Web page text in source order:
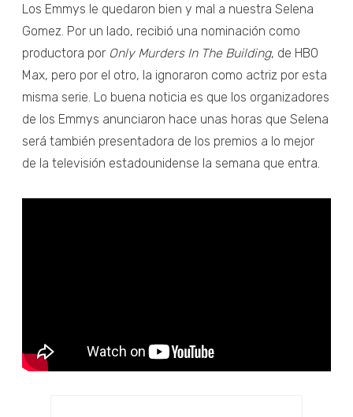
Los Emmys le quedaron bien y mal a nuestra Selena
Gomez. Por un lado, recibió una nominación como
productora por Only Murders In The Building, de HBO
Max, pero por el otro, la ignoraron como actriz por esta
misma serie. Lo buena noticia es que los organizadores
de los Emmys anunciaron hace unas horas que Selena
será también presentadora de los premios a lo mejor
de la televisión estadounidense la semana que entra.